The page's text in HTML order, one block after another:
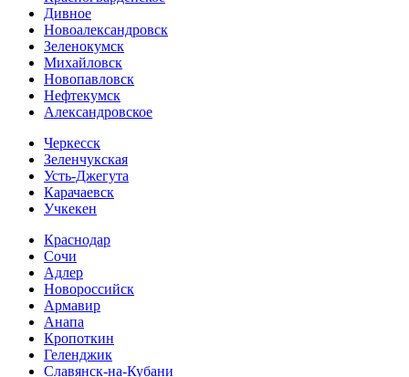
Дивное
Новоалександровск
Зеленокумск
Михайловск
Новопавловск
Нефтекумск
Александровское
Черкесск
Зеленчукская
Усть-Джегута
Карачаевск
Учкекен
Краснодар
Сочи
Адлер
Новороссийск
Армавир
Анапа
Кропоткин
Геленджик
Славянск-на-Кубани